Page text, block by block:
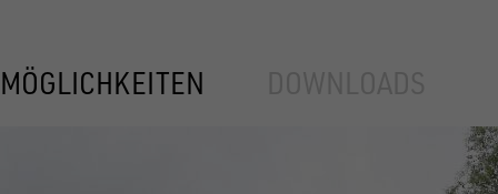
MÖGLICHKEITEN